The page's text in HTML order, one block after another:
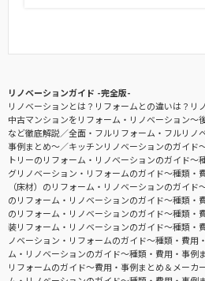
リノベーションガイド -完全版-
リノベーションとは？リフォームとの違いは？リ
中古マンションをリフォーム・リノベーション〜
など徹底解説
全面・フルリフォーム・フルリノ
事例まとめ〜
キッチンリノベーションのガイド
トリーのリフォーム・リノベーションのガイド〜
グリノベーション・リフォームのガイド〜種類・
（床材）のリフォーム・リノベーションのガイ
のリフォーム・リノベーションのガイド〜種類・
のリフォーム・リノベーションのガイド〜種類・
装リフォーム・リノベーションのガイド〜種類・
ノベーション・リフォームのガイド〜種類・費用
ム・リノベーションのガイド〜種類・費用・事例
リフォームのガイド〜費用・事例まとめ＆メーカ